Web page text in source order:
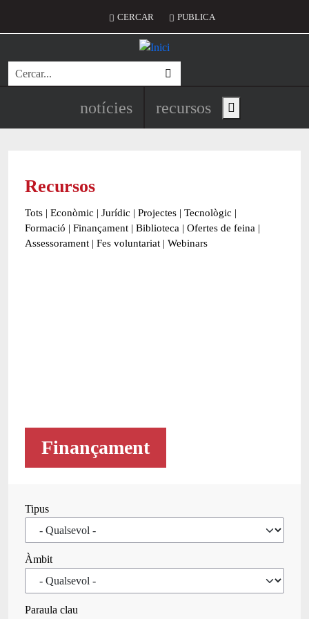
Menú del compte d'usuari
CERCAR PUBLICA
Cerca
Navegació principal de
notícies recursos Show main menu
Recursos
Tots | Econòmic | Jurídic | Projectes | Tecnològic |
Formació | Finançament | Biblioteca | Ofertes de feina |
Assessorament | Fes voluntariat | Webinars
Finançament
Tipus
Àmbit
Paraula clau